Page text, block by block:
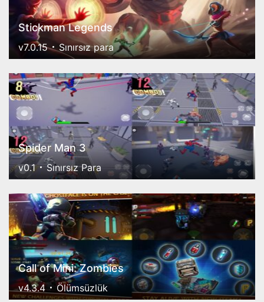
Stickman Legends
v7.0.15 Sınırsız para
Spider Man 3
v0.1 Sınırsız Para
Call of Mini: Zombies
v4.3.4 Ölümsüzlük